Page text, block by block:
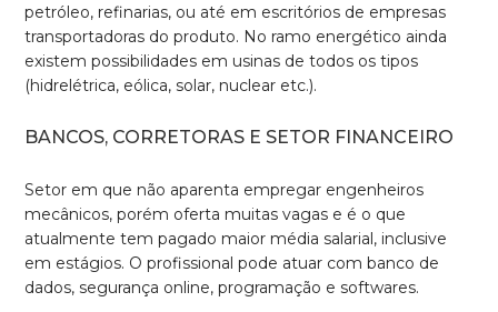
petróleo, refinarias, ou até em escritórios de empresas
transportadoras do produto. No ramo energético ainda
existem possibilidades em usinas de todos os tipos
(hidrelétrica, eólica, solar, nuclear etc.).
BANCOS, CORRETORAS E SETOR FINANCEIRO
Setor em que não aparenta empregar engenheiros
mecânicos, porém oferta muitas vagas e é o que
atualmente tem pagado maior média salarial, inclusive
em estágios. O profissional pode atuar com banco de
dados, segurança online, programação e softwares.